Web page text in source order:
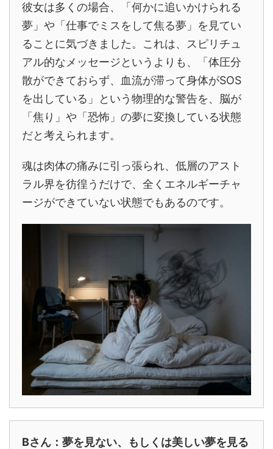
彼女は多くの場合、「何かに追いかけられる
夢」や「仕事でミスをして焦る夢」を見てい
ることに気づきました。これは、スピリチュ
アル的なメッセージというよりも、「体圧分
散ができておらず、血流が滞って身体がSOS
を出している」という物理的な警告を、脳が
「焦り」や「恐怖」の夢に変換している状態
だと考えられます。
魂は肉体の痛みに引っ張られ、低層のアスト
ラル界を彷徨うだけで、全くエネルギーチャ
ージができていない状態でもあるのです。
Bさん：夢を見ない、もしくは美しい夢を見る